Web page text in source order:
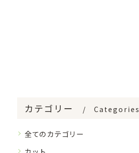
カテゴリー Categories
全てのカテゴリー